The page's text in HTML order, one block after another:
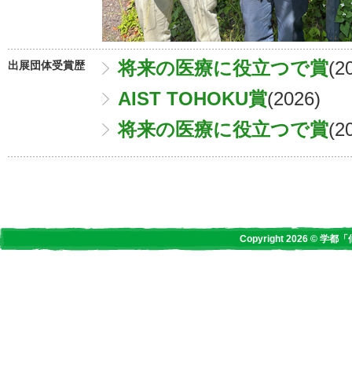
出展団体受賞歴 将来の医療に役立つで賞
AIST TOHOKU賞(2026)
将来の医療に役立つで賞
Copyright 2026 © 学都「